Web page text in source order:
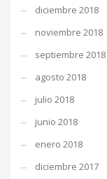
diciembre 2018
noviembre 2018
septiembre 2018
agosto 2018
julio 2018
junio 2018
enero 2018
diciembre 2017